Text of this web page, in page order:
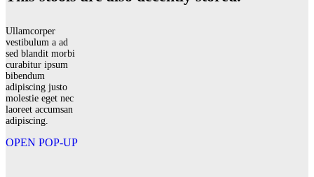
Ullamcorper
vestibulum a ad
sed blandit morbi
curabitur ipsum
bibendum
adipiscing justo
molestie eget nec
laoreet accumsan
adipiscing.
OPEN POP-UP